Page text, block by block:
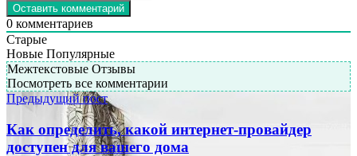
0 комментариев
Старые
Новые Популярные
Межтекстовые Отзывы
Посмотреть все комментарии
Предыдущий пост
Как определить, какой интернет-провайдер
доступен для вашего дома